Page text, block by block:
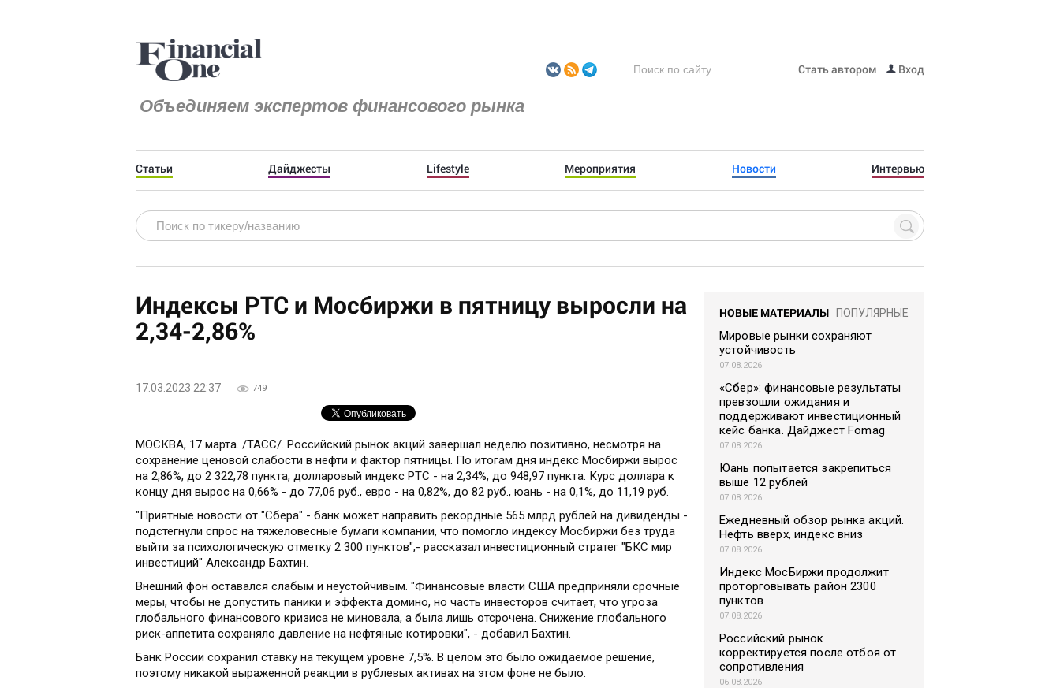
Объединяем экспертов финансового рынка
Стать автором Вход
Статьи Дайджесты Lifestyle Мероприятия Новости Интервью
Индексы РТС и Мосбиржи в пятницу выросли на
2,34-2,86%
17.03.2023 22:37 749
МОСКВА, 17 марта. /ТАСС/. Российский рынок акций завершал неделю позитивно, несмотря на
сохранение ценовой слабости в нефти и фактор пятницы. По итогам дня индекс Мосбиржи вырос
на 2,86%, до 2 322,78 пункта, долларовый индекс РТС - на 2,34%, до 948,97 пункта. Курс доллара к
концу дня вырос на 0,66% - до 77,06 руб., евро - на 0,82%, до 82 руб., юань - на 0,1%, до 11,19 руб.
"Приятные новости от "Сбера" - банк может направить рекордные 565 млрд рублей на дивиденды -
подстегнули спрос на тяжеловесные бумаги компании, что помогло индексу Мосбиржи без труда
выйти за психологическую отметку 2 300 пунктов",- рассказал инвестиционный стратег "БКС мир
инвестиций" Александр Бахтин.
Внешний фон оставался слабым и неустойчивым. "Финансовые власти США предприняли срочные
меры, чтобы не допустить паники и эффекта домино, но часть инвесторов считает, что угроза
глобального финансового кризиса не миновала, а была лишь отсрочена. Снижение глобального
риск-аппетита сохраняло давление на нефтяные котировки", - добавил Бахтин.
Банк России сохранил ставку на текущем уровне 7,5%. В целом это было ожидаемое решение,
поэтому никакой выраженной реакции в рублевых активах на этом фоне не было.
НОВЫЕ МАТЕРИАЛЫ ПОПУЛЯРНЫЕ
Мировые рынки сохраняют
устойчивость
07.08.2026
«Сбер»: финансовые результаты
превзошли ожидания и
поддерживают инвестиционный
кейс банка. Дайджест Fomag
07.08.2026
Юань попытается закрепиться
выше 12 рублей
07.08.2026
Ежедневный обзор рынка акций.
Нефть вверх, индекс вниз
07.08.2026
Индекс МосБиржи продолжит
проторговывать район 2300
пунктов
07.08.2026
Российский рынок
корректируется после отбоя от
сопротивления
06.08.2026